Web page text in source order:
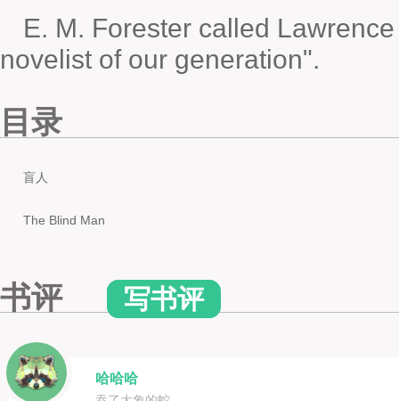
E. M. Forester called
novelist of our generation".
目录
盲人
The Blind Man
书评 写书评
哈哈哈